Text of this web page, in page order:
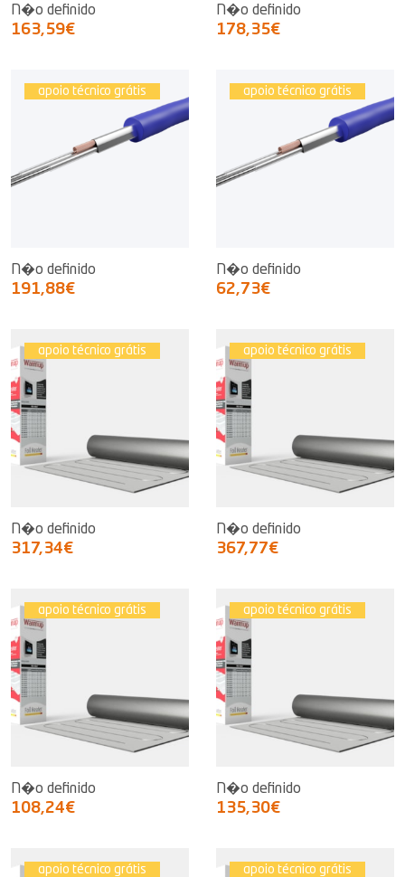
N�o definido
163,59€
N�o definido
178,35€
apoio técnico grátis
N�o definido
191,88€
apoio técnico grátis
N�o definido
62,73€
apoio técnico grátis
N�o definido
317,34€
apoio técnico grátis
N�o definido
367,77€
apoio técnico grátis
N�o definido
108,24€
apoio técnico grátis
N�o definido
135,30€
apoio técnico grátis apoio técnico grátis